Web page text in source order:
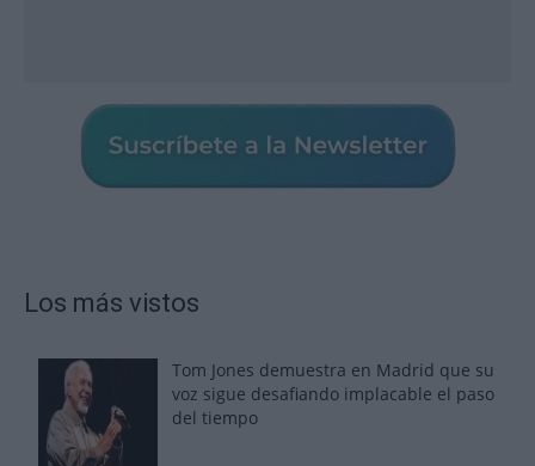
Los más vistos
Tom Jones demuestra en Madrid que su
voz sigue desafiando implacable el paso
del tiempo